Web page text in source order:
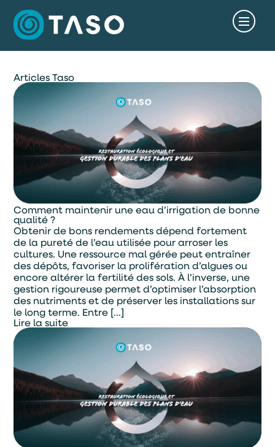
Articles Taso
Comment maintenir une eau d’irrigation de bonne
qualité ?
Obtenir de bons rendements dépend fortement
de la pureté de l’eau utilisée pour arroser les
cultures. Une ressource mal gérée peut entraîner
des dépôts, favoriser la prolifération d’algues ou
encore altérer la fertilité des sols. À l’inverse, une
gestion rigoureuse permet d’optimiser l’absorption
des nutriments et de préserver les installations sur
le long terme. Entre […]
Lire la suite